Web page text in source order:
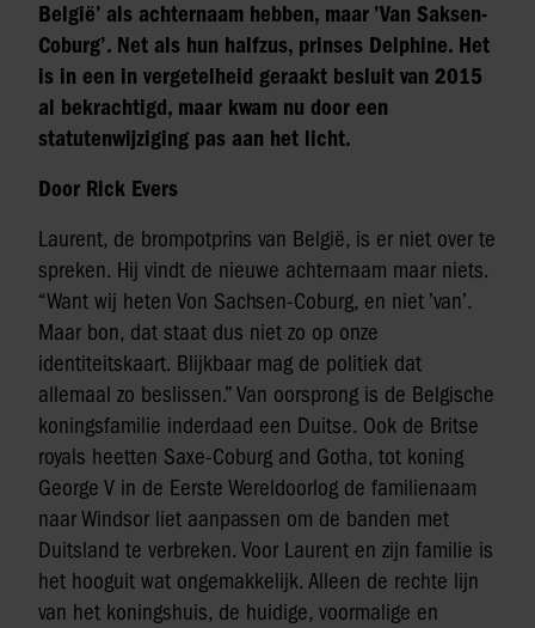
België’ als achternaam hebben, maar ’Van Saksen-
Coburg’. Net als hun halfzus, prinses Delphine. Het
is in een in vergetelheid geraakt besluit van 2015
al bekrachtigd, maar kwam nu door een
statutenwijziging pas aan het licht.
Door Rick Evers
Laurent, de brompotprins van België, is er niet over te
spreken. Hij vindt de nieuwe achternaam maar niets.
“Want wij heten Von Sachsen-Coburg, en niet ’van’.
Maar bon, dat staat dus niet zo op onze
identiteitskaart. Blijkbaar mag de politiek dat
allemaal zo beslissen.” Van oorsprong is de Belgische
koningsfamilie inderdaad een Duitse. Ook de Britse
royals heetten Saxe-Coburg and Gotha, tot koning
George V in de Eerste Wereldoorlog de familienaam
naar Windsor liet aanpassen om de banden met
Duitsland te verbreken. Voor Laurent en zijn familie is
het hooguit wat ongemakkelijk. Alleen de rechte lijn
van het koningshuis, de huidige, voormalige en